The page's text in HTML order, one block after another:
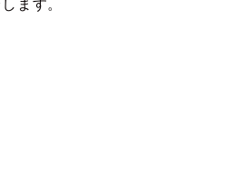
ます。